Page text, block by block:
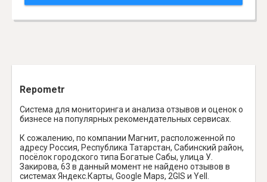
Repometr
Система для мониторинга и анализа отзывов и оценок о
бизнесе на популярных рекомендательных сервисах.
К сожалению, по компании Магнит, расположенной по
адресу Россия, Республика Татарстан, Сабинский район,
посёлок городского типа Богатые Сабы, улица У.
Закирова, 63 в данный момент не найдено отзывов в
системах Яндекс.Карты, Google Maps, 2GIS и Yell.